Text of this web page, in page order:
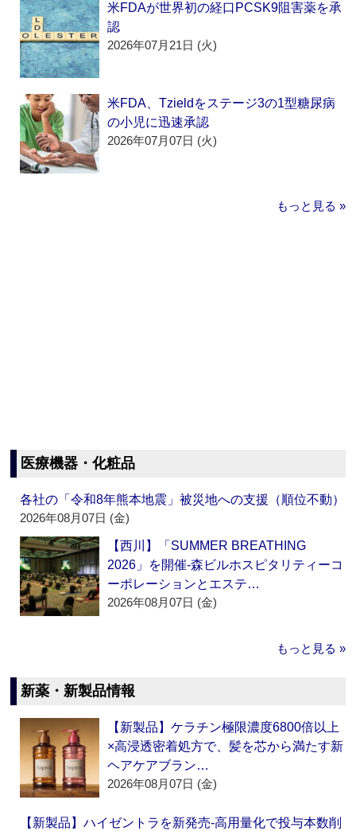
米FDAが世界初の経口PCSK9阻害薬を承
認
2026年07月21日 (火)
米FDA、Tzieldをステージ3の1型糖尿病
の小児に迅速承認
2026年07月07日 (火)
もっと見る »
医療機器・化粧品
各社の「令和8年熊本地震」被災地への支援（順位不動）
2026年08月07日 (金)
【西川】「SUMMER BREATHING
2026」を開催‐森ビルホスピタリティーコ
ーポレーションとエステ…
2026年08月07日 (金)
もっと見る »
新薬・新製品情報
【新製品】ケラチン極限濃度6800倍以上
×高浸透密着処方で、髪を芯から満たす新
ヘアケアブラン…
2026年08月07日 (金)
【新製品】ハイゼントラを新発売‐高用量化で投与本数削